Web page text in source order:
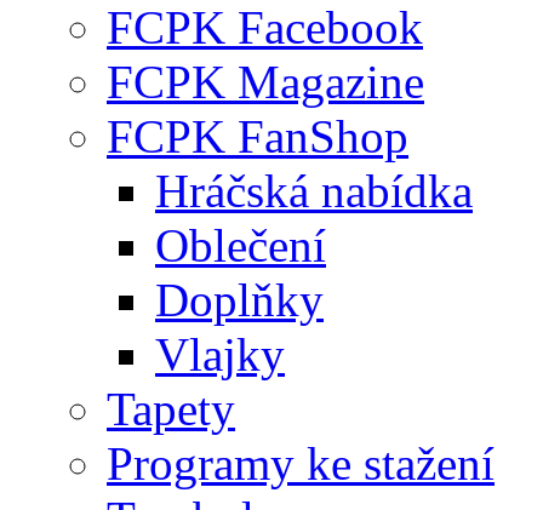
FCPK Facebook
FCPK Magazine
FCPK FanShop
Hráčská nabídka
Oblečení
Doplňky
Vlajky
Tapety
Programy ke stažení